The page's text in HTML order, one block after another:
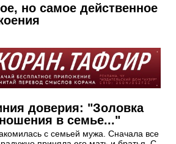
но самое действенное
доверия: "Золовка
в семье..."
с семьей мужа. Сначала все